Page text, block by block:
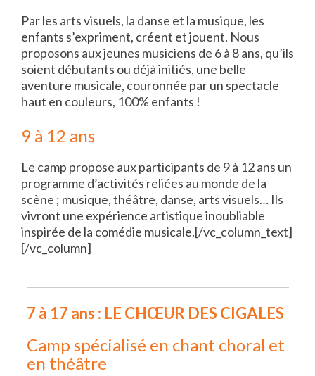
Par les arts visuels, la danse et la musique, les
enfants s’expriment, créent et jouent. Nous
proposons aux jeunes musiciens de 6 à 8 ans, qu’ils
soient débutants ou déjà initiés, une belle
aventure musicale, couronnée par un spectacle
haut en couleurs, 100% enfants !
9 à 12 ans
Le camp propose aux participants de 9 à 12 ans un
programme d’activités reliées au monde de la
scène ; musique, théâtre, danse, arts visuels… Ils
vivront une expérience artistique inoubliable
inspirée de la comédie musicale.[/vc_column_text]
[/vc_column]
7 à 17 ans : LE CHŒUR DES CIGALES
Camp spécialisé en chant choral et
en théâtre